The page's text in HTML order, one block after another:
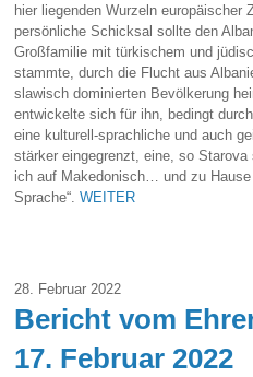
hier liegenden Wurzeln europäischer
persönliche Schicksal sollte den
Großfamilie mit türkischem und
stammte, durch die Flucht aus
slawisch dominierten Bevölkerung
entwickelte sich für ihn, bedingt
eine kulturell-sprachliche und auch
stärker eingegrenzt, eine, so Starova
ich auf Makedonisch… und zu
Sprache“.WEITER
28. Februar 2022
Bericht vom
17. Februar 2022